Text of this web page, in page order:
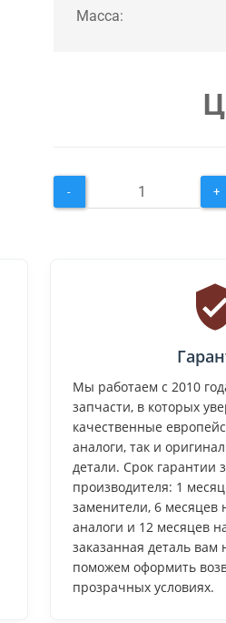
Масса:
- +
Мы работаем с 2010
запчасти, в которых
качественные
аналоги, так и
детали. Срок гарантии
производителя: 1
заменители, 6 месяцев
аналоги и 12 месяцев
заказанная деталь
поможем оформить
прозрачных условиях.